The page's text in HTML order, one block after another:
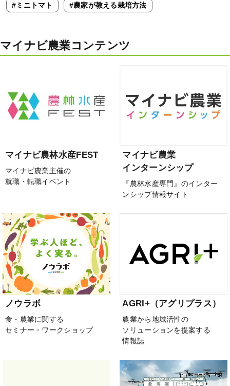
#ミニトマト #農家が教える栽培方法
マイナビ農業コンテンツ
マイナビ農林水産FEST
マイナビ農業主催の
就職・転職イベント
マイナビ農業
インターンシップ
『農林水産専門』のインター
ンシップ情報サイト
ノウラボ
食・農業に関する
セミナー・ワークショップ
AGRI+（アグリプラス）
農業から地域活性の
ソリューションを提案する
情報誌